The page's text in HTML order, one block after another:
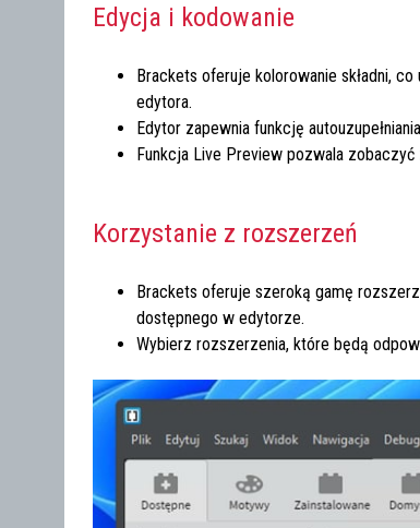
Edycja i kodowanie
Brackets oferuje kolorowanie składni,
edytora.
Edytor zapewnia funkcję
Funkcja Live Preview pozwala
Korzystanie z rozszerzeń
Brackets oferuje szeroką gamę
dostępnego w edytorze.
Wybierz rozszerzenia, które będą